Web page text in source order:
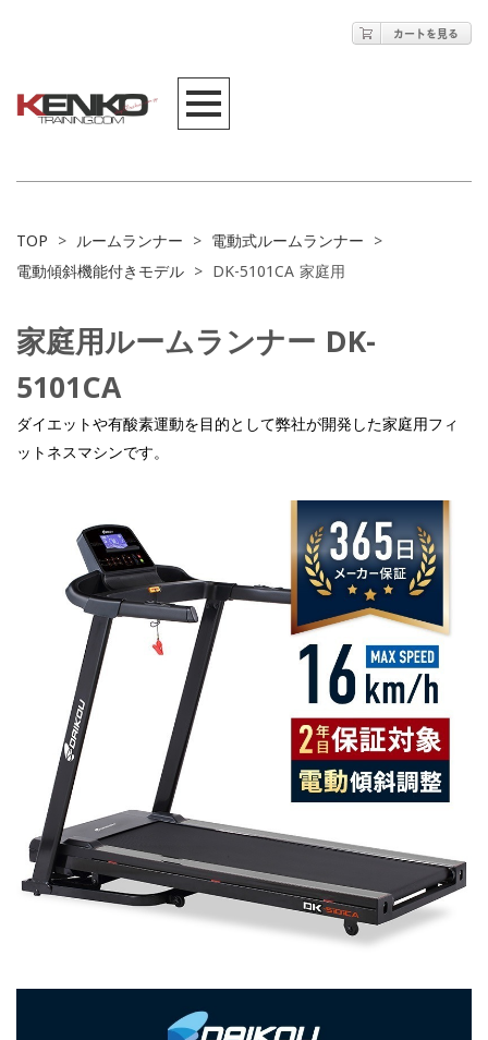
TOP > ルームランナー > 電動式ルームランナー >
電動傾斜機能付きモデル > DK-5101CA 家庭用
家庭用ルームランナー DK-
5101CA
ダイエットや有酸素運動を目的として弊社が開発した家庭用フィ
ットネスマシンです。